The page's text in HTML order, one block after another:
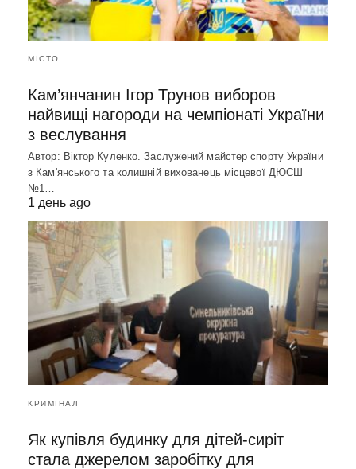
МІСТО
Кам’янчанин Ігор Трунов виборов
найвищі нагороди на чемпіонаті України
з веслування
Автор: Віктор Куленко. Заслужений майстер спорту України
з Кам'янського та колишній вихованець місцевої ДЮСШ
№1…
1 день ago
КРИМІНАЛ
Як купівля будинку для дітей-сиріт
стала джерелом заробітку для